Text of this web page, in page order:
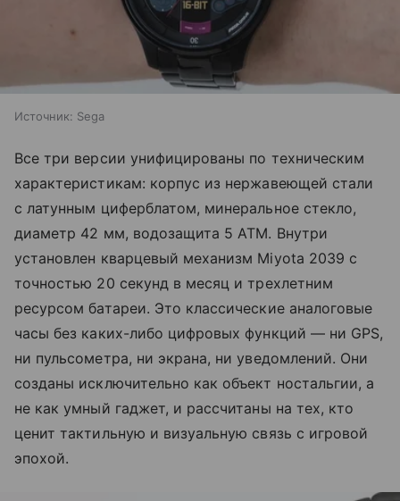
Источник: Sega
Все три версии унифицированы по техническим
характеристикам: корпус из нержавеющей стали
с латунным циферблатом, минеральное стекло,
диаметр 42 мм, водозащита 5 ATM. Внутри
установлен кварцевый механизм Miyota 2039 с
точностью 20 секунд в месяц и трехлетним
ресурсом батареи. Это классические аналоговые
часы без каких-либо цифровых функций — ни GPS,
ни пульсометра, ни экрана, ни уведомлений. Они
созданы исключительно как объект ностальгии, а
не как умный гаджет, и рассчитаны на тех, кто
ценит тактильную и визуальную связь с игровой
эпохой.